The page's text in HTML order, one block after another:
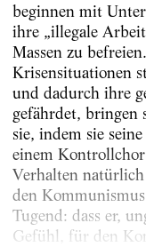
beginnen mit
ihre „illegale
Massen zu
Krisensituationen
und dadurch ihre
gefährdet, bringen
sie, indem sie
einem
Verhalten
den
Tugend: dass er,
Gefühl, für den